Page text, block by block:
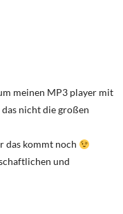
meinen MP3 player mit
nicht die großen
das kommt noch
und